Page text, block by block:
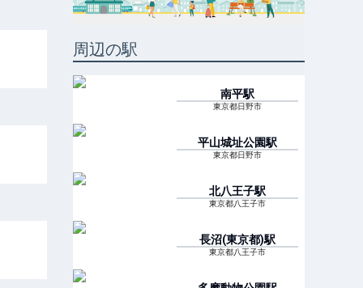
周辺の駅
南平駅
東京都日野市
平山城址公園駅
東京都日野市
北八王子駅
東京都八王子市
長沼(東京都)駅
東京都八王子市